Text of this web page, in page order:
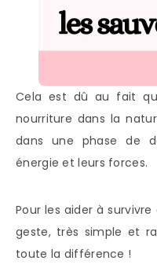
Cela est dû au fait
nourriture dans la
dans une phase de
énergie et leurs forces.
Pour les aider à
geste, très simple et
toute la différence !